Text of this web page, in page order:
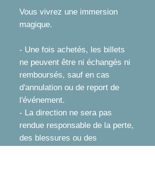
Vous vivrez une immersion
magique.
- Une fois achetés, les billets
ne peuvent être ni échangés ni
remboursés, sauf en cas
d'annulation ou de report de
l'événement.
- La direction ne sera pas
rendue responsable de la perte,
des blessures ou des